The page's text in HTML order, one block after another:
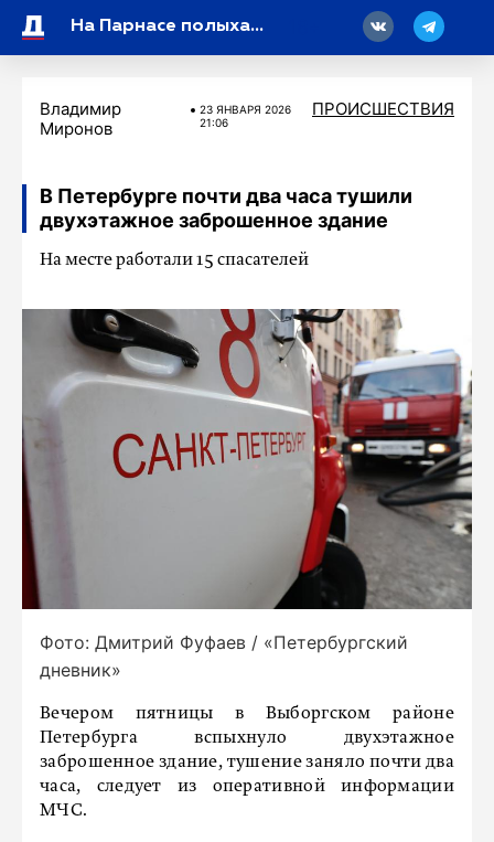
На Парнасе полыхает жилой дом
Владимир
Миронов
23 ЯНВАРЯ 2026
21:06
ПРОИСШЕСТВИЯ
В Петербурге почти два часа тушили
двухэтажное заброшенное здание
На месте работали 15 спасателей
Фото: Дмитрий Фуфаев / «Петербургский
дневник»
Вечером пятницы в Выборгском районе
Петербурга вспыхнуло двухэтажное
заброшенное здание, тушение заняло почти два
часа, следует из оперативной информации
МЧС.